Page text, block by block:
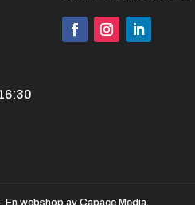
webshop av Capace Media.